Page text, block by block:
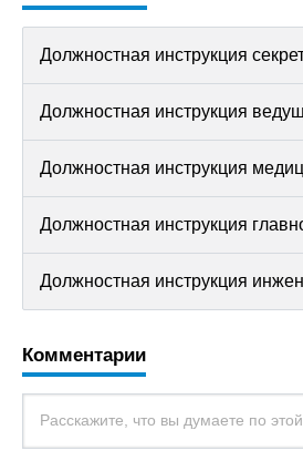
Должностная инструкция
Должностная инструкция
Должностная инструкция
Должностная инструкция
Должностная инструкция
Комментарии